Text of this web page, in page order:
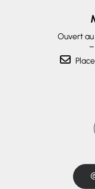
Ouvert